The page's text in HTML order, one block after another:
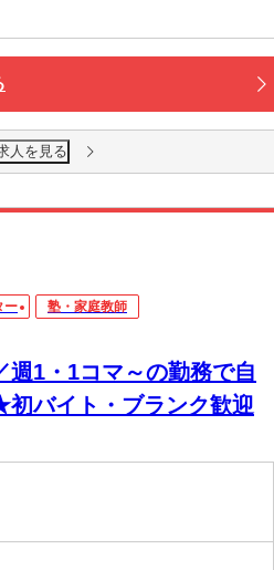
人を見る
ー 塾・家庭教師
週1・1コマ～の勤務で自
バイト・ブランク歓迎